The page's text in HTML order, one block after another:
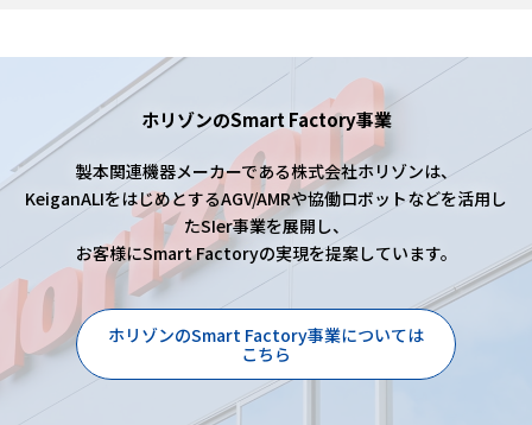
ホリゾンのSmart Factory事業
製本関連機器メーカーである株式会社ホリゾンは、
KeiganALIをはじめとするAGV/AMRや協働ロボットなどを活用し
たSIer事業を展開し、
お客様にSmart Factoryの実現を提案しています。
ホリゾンのSmart Factory事業については
こちら